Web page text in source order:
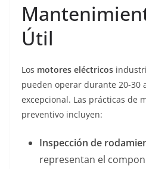
Útil
Los motores eléctricos
pueden operar durante 20-30
excepcional. Las prácticas de
preventivo incluyen:
Inspección de
representan el